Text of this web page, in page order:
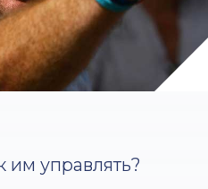
им управлять?